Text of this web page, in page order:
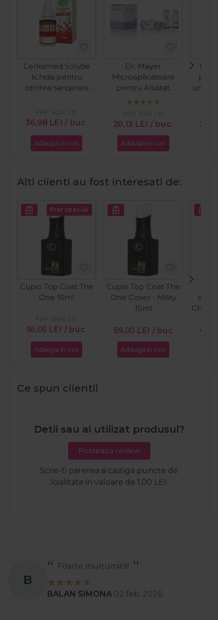
Cerkamed Solutie
lichida pentru
oprirea sangerarii
36,98 LEI / buc
PRP: 42,00 LEI
Adauga in cos
Dr. Mayer
Microaplicatoare
pentru Alustat
100buc
20,13 LEI / buc
PRP: 21,00 LEI
Adauga in cos
unghii
Alti clienti au fost interesati de:
Pret special
Cupio Top Coat The
One 15ml
56,05 LEI / buc
PRP: 59,00 LEI
Adauga in cos
Cupio Top Coat The
One Cover - Milky
15ml
59,00 LEI / buc
Adauga in cos
Ce spun clientii
Detii sau ai utilizat produsul?
Posteaza review
Scrie-ti parerea si castiga puncte de
loialitate in valoare de 1,00 LEI.
S
Recomand
Stanciu Aura Andreea 02 apr. 2025